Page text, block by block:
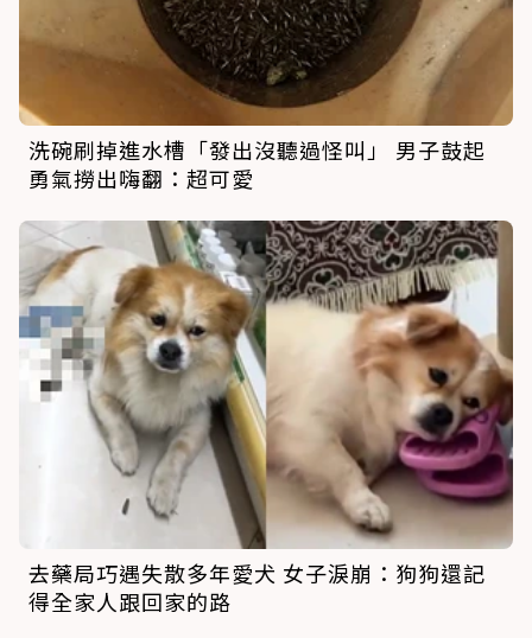
洗碗刷掉進水槽「發出沒聽過怪叫」 男子鼓起
勇氣撈出嗨翻：超可愛
去藥局巧遇失散多年愛犬 女子淚崩：狗狗還記
得全家人跟回家的路